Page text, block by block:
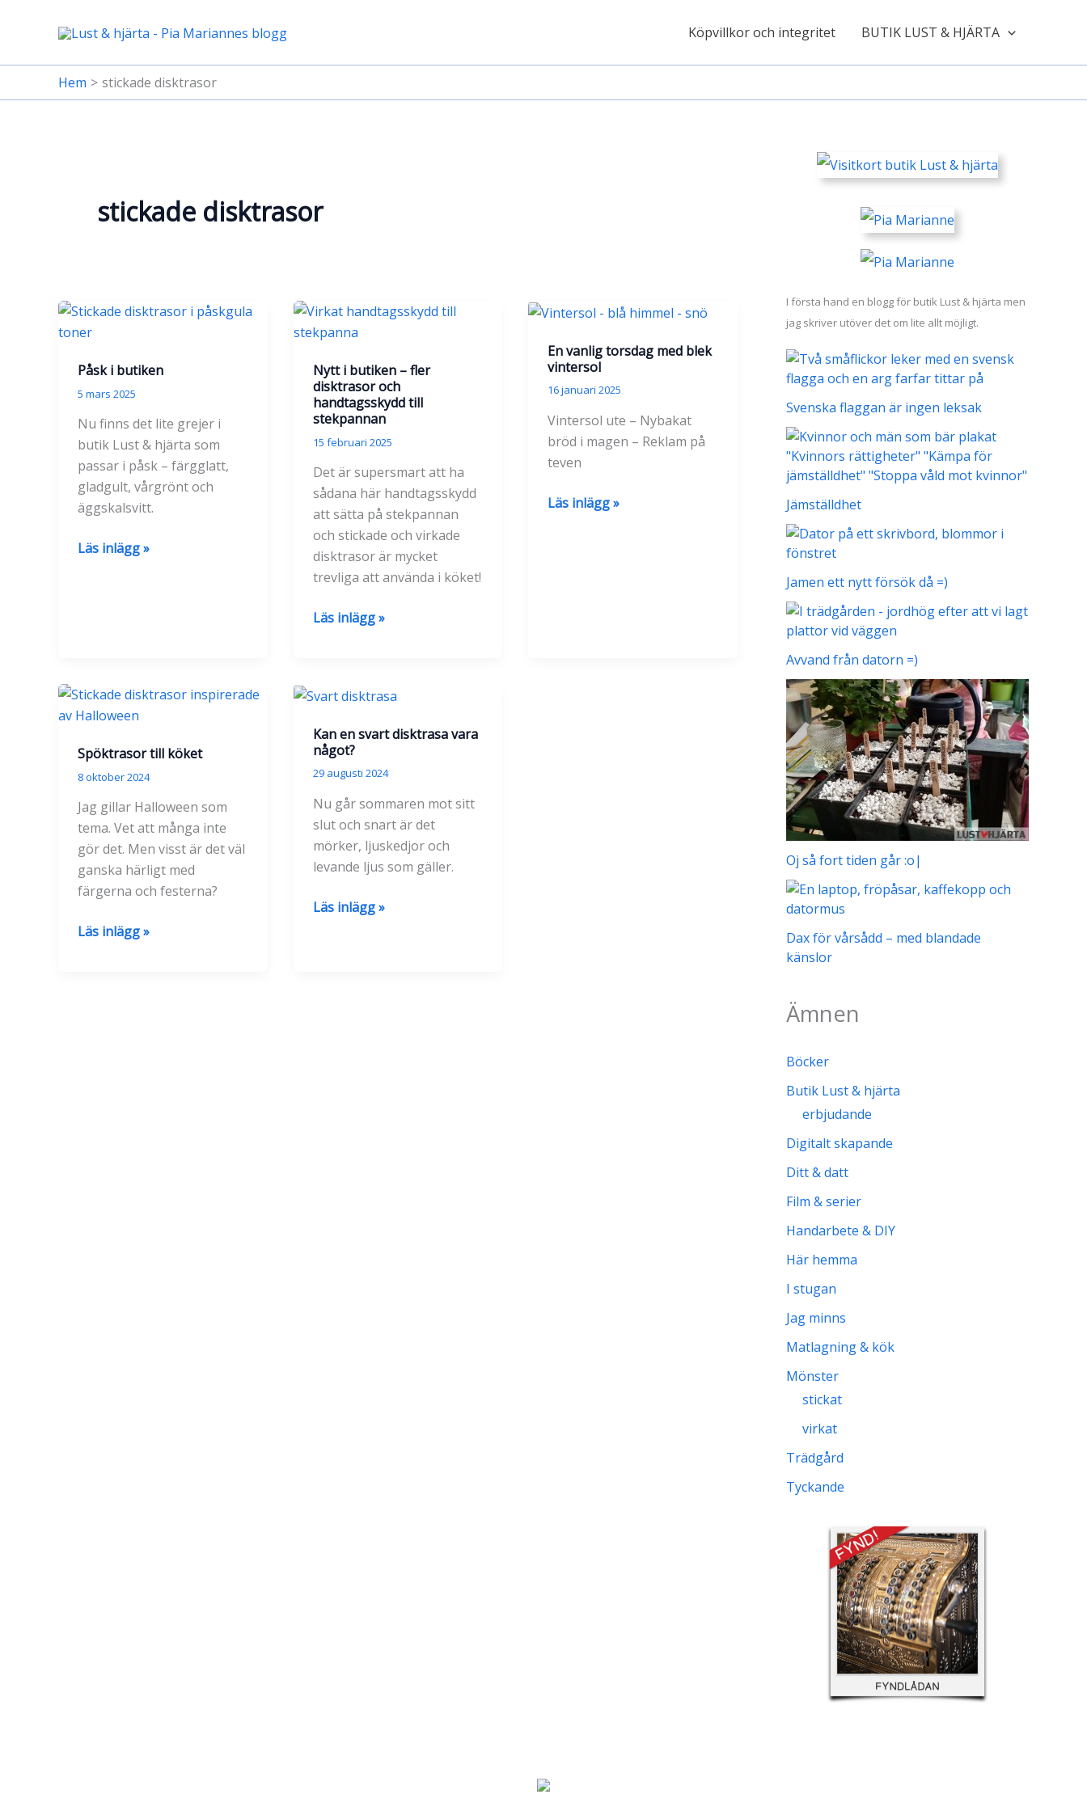
Köpvillkor och integritet BUTIK LUST & HJÄRTA
Hem stickade disktrasor
stickade disktrasor
Påsk i butiken
5 mars 2025
Nu finns det lite grejer i
butik Lust & hjärta som
passar i påsk – färgglatt,
gladgult, vårgrönt och
äggskalsvitt.
Påsk
Läs inlägg »
Nytt i butiken – fler
disktrasor och
handtagsskydd till
stekpannan
15 februari 2025
Det är supersmart att ha
sådana här handtagsskydd
att sätta på stekpannan
och stickade och virkade
disktrasor är mycket
trevliga att använda i köket!
Nytt
fler
och
handtagsskydd
stekpannan
Läs inlägg »
En vanlig torsdag med blek
vintersol
16 januari 2025
Vintersol ute – Nybakat
bröd i magen – Reklam på
teven
En
Läs inlägg »
Spöktrasor till köket
8 oktober 2024
Jag gillar Halloween som
tema. Vet att många inte
gör det. Men visst är det väl
ganska härligt med
färgerna och festerna?
Spöktrasor
Läs inlägg »
Kan en svart disktrasa vara
något?
29 augusti 2024
Nu går sommaren mot sitt
slut och snart är det
mörker, ljuskedjor och
levande ljus som gäller.
Kan
Läs inlägg »
I första hand en blogg för butik Lust & hjärta men
jag skriver utöver det om lite allt möjligt.
Svenska flaggan är ingen leksak
Jämställdhet
Jamen ett nytt försök då =)
Avvand från datorn =)
Oj så fort tiden går :o|
Dax för vårsådd – med blandade
känslor
Ämnen
Böcker
Butik Lust & hjärta
erbjudande
Digitalt skapande
Ditt & datt
Film & serier
Handarbete & DIY
Här hemma
I stugan
Jag minns
Matlagning & kök
Mönster
stickat
virkat
Trädgård
Tyckande